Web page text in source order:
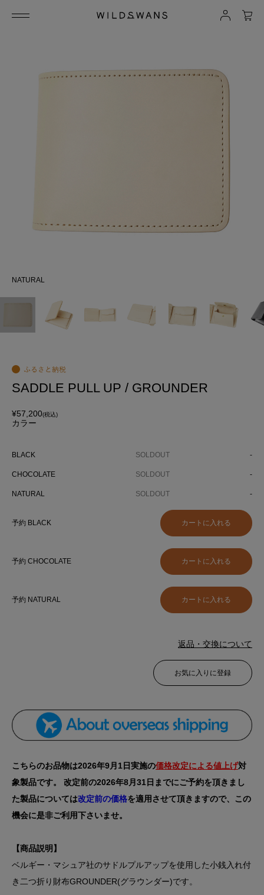
NATURAL
SADDLE PULL UP / GROUNDER
¥57,200(税込)
カラー
BLACK SOLDOUT -
CHOCOLATE SOLDOUT -
NATURAL SOLDOUT -
予約 BLACK
予約 CHOCOLATE
予約 NATURAL
返品・交換について
お気に入りに登録
こちらのお品物は2026年9月1日実施の価格改定による値上げ対
象製品です。 改定前の2026年8月31日までにご予約を頂きまし
た製品については改定前の価格を適用させて頂きますので、この
機会に是非ご利用下さいませ。
【商品説明】
ベルギー・マシュア社のサドルプルアップを使用した小銭入れ付
き二つ折り財布GROUNDER(グラウンダー)です。